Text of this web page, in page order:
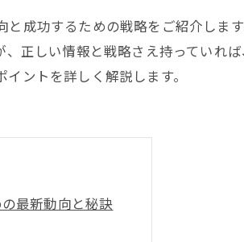
成功するための戦略をご紹介しま
正しい情報と戦略さえ持っていれ
ントを詳しく解説します。
最新動向と秘訣